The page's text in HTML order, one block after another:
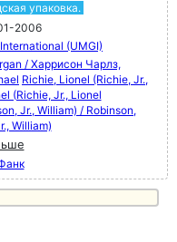
упаковка.
2006
(UMGI)
/ Харрисон Чарлз,
Richie, Lionel (Richie, Jr.,
(Richie, Jr., Lionel
Jr., William) / Robinson,
William)